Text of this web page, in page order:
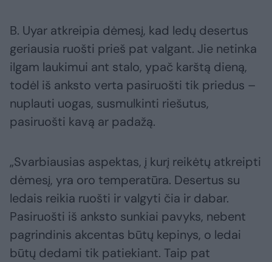
B. Uyar atkreipia dėmesį, kad ledų desertus
geriausia ruošti prieš pat valgant. Jie netinka
ilgam laukimui ant stalo, ypač karštą dieną,
todėl iš anksto verta pasiruošti tik priedus –
nuplauti uogas, susmulkinti riešutus,
pasiruošti kavą ar padažą.
„Svarbiausias aspektas, į kurį reikėtų atkreipti
dėmesį, yra oro temperatūra. Desertus su
ledais reikia ruošti ir valgyti čia ir dabar.
Pasiruošti iš anksto sunkiai pavyks, nebent
pagrindinis akcentas būtų kepinys, o ledai
būtų dedami tik patiekiant. Taip pat